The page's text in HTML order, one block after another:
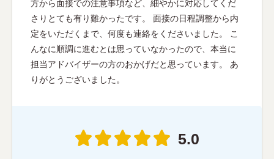
方から面接での注意事項など、細やかに対応してくだ
さりとても有り難かったです。 面接の日程調整から内
定をいただくまで、何度も連絡をくださいました。 こ
んなに順調に進むとは思っていなかったので、本当に
担当アドバイザーの方のおかげだと思っています。 あ
りがとうございました。
5.0